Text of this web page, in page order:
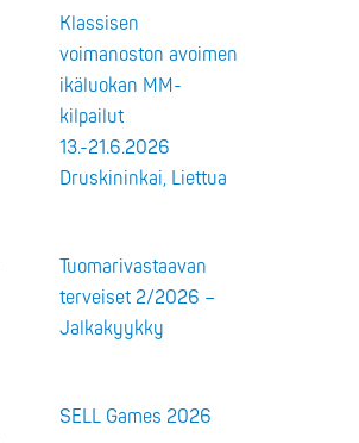
Klassisen
voimanoston avoimen
ikäluokan MM-
kilpailut
13.-21.6.2026
Druskininkai, Liettua
Tuomarivastaavan
terveiset 2/2026 –
Jalkakyykky
SELL Games 2026